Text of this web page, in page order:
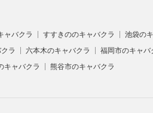
ャバクラ すすきののキャバクラ 池袋の
ラ 六本木のキャバクラ 福岡市のキャバ
キャバクラ 熊谷市のキャバクラ